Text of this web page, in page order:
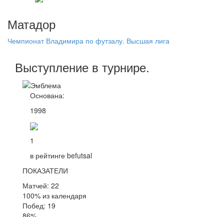
Матадор
Чемпионат Владимира по футзалу. Высшая лига
Выступление в турнире.
Основана:
1998
1
в рейтинге befutsal
ПОКАЗАТЕЛИ
Матчей: 22
100% из календаря
Побед: 19